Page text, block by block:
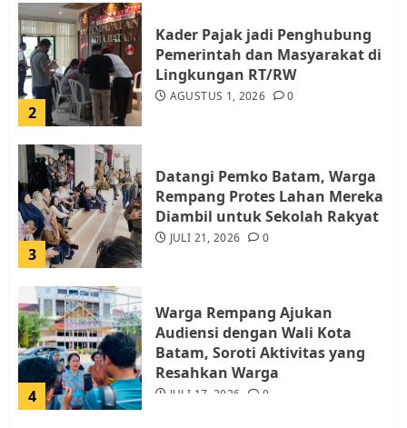
2
Kader Pajak jadi Penghubung
Pemerintah dan Masyarakat di
Lingkungan RT/RW
AGUSTUS 1, 2026 0
3
Datangi Pemko Batam, Warga
Rempang Protes Lahan Mereka
Diambil untuk Sekolah Rakyat
JULI 21, 2026 0
4
Warga Rempang Ajukan
Audiensi dengan Wali Kota
Batam, Soroti Aktivitas yang
Resahkan Warga
JULI 17, 2026 0